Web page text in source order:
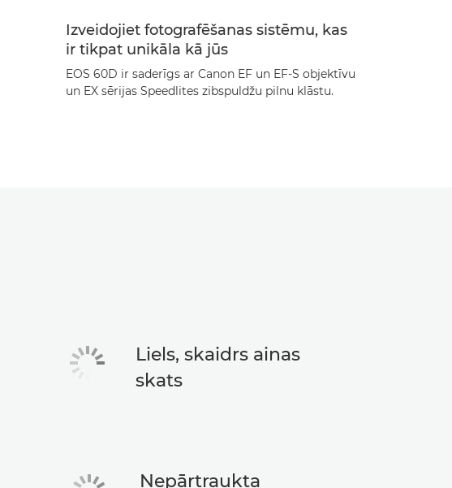
Izveidojiet fotografēšanas sistēmu, kas
ir tikpat unikāla kā jūs
EOS 60D ir saderīgs ar Canon EF un EF-S objektīvu
un EX sērijas Speedlites zibspuldžu pilnu klāstu.
Liels, skaidrs ainas
skats
Nepārtraukta